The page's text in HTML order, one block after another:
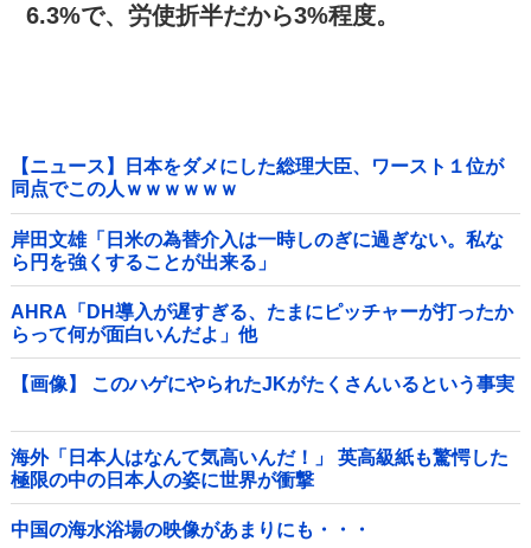
6.3%で、労使折半だから3%程度。
【ニュース】日本をダメにした総理大臣、ワースト１位が
同点でこの人ｗｗｗｗｗｗ
岸田文雄「日米の為替介入は一時しのぎに過ぎない。私な
ら円を強くすることが出来る」
AHRA「DH導入が遅すぎる、たまにピッチャーが打ったか
らって何が面白いんだよ」他
【画像】 このハゲにやられたJKがたくさんいるという事実
海外「日本人はなんて気高いんだ！」 英高級紙も驚愕した
極限の中の日本人の姿に世界が衝撃
中国の海水浴場の映像があまりにも・・・